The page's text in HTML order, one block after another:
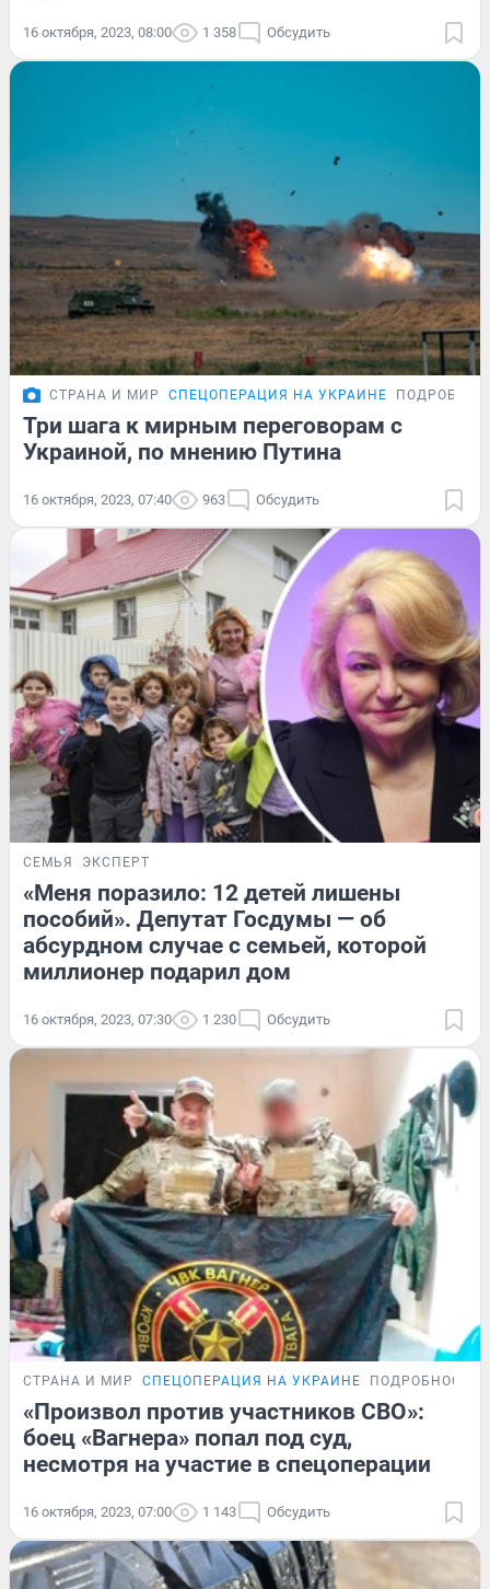
16 октября, 2023, 08:00 1 358 Обсудить
СТРАНА И МИР СПЕЦОПЕРАЦИЯ НА УКРАИНЕ
Три шага к мирным переговорам с
Украиной, по мнению Путина
16 октября, 2023, 07:40 963 Обсудить
СЕМЬЯ ЭКСПЕРТ
«Меня поразило: 12 детей лишены
пособий». Депутат Госдумы — об
абсурдном случае с семьей, которой
миллионер подарил дом
16 октября, 2023, 07:30 1 230 Обсудить
СТРАНА И МИР СПЕЦОПЕРАЦИЯ НА УКРАИНЕ ПОДРОБНОСТИ
«Произвол против участников СВО»:
боец «Вагнера» попал под суд,
несмотря на участие в спецоперации
16 октября, 2023, 07:00 1 143 Обсудить